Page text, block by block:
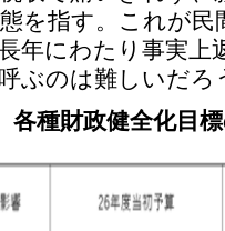
を指す。これが民
年にわたり事実上
ぶのは難しいだろ
各種財政健全化目